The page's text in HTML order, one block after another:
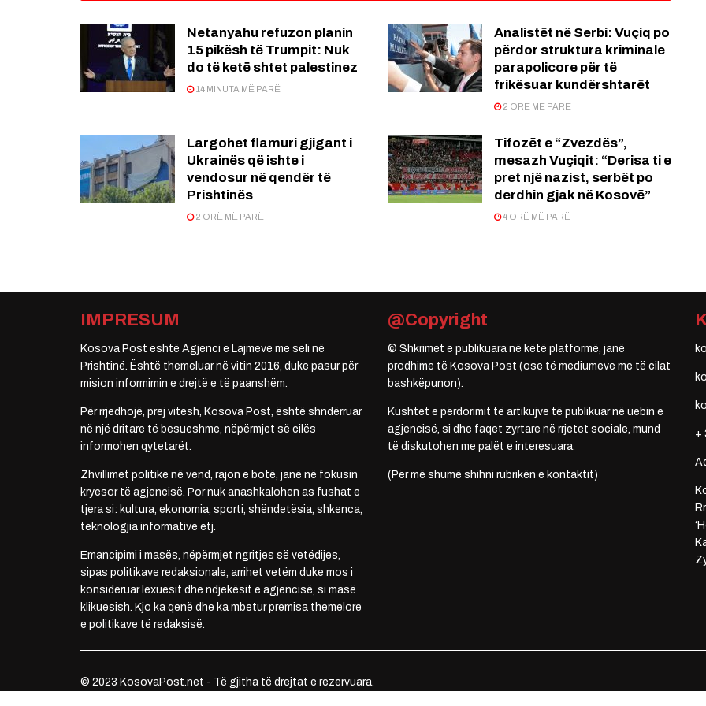
Netanyahu refuzon planin
15 pikësh të Trumpit: Nuk
do të ketë shtet palestinez
14 MINUTA MË PARË
Analistët në Serbi: Vuçiq po
përdor struktura kriminale
parapolicore për të
frikësuar kundërshtarët
2 ORË MË PARË
Largohet flamuri gjigant i
Ukrainës që ishte i
vendosur në qendër të
Prishtinës
2 ORË MË PARË
Tifozët e “Zvezdës”,
mesazh Vuçiqit: “Derisa ti e
pret një nazist, serbët po
derdhin gjak në Kosovë”
4 ORË MË PARË
IMPRESUM
Kosova Post është Agjenci e Lajmeve me seli në
Prishtinë. Është themeluar në vitin 2016, duke pasur për
mision informimin e drejtë e të paanshëm.
Për rrjedhojë, prej vitesh, Kosova Post, është shndërruar
në një dritare të besueshme, nëpërmjet së cilës
informohen qytetarët.
Zhvillimet politike në vend, rajon e botë, janë në fokusin
kryesor të agjencisë. Por nuk anashkalohen as fushat e
tjera si: kultura, ekonomia, sporti, shëndetësia, shkenca,
teknologjia informative etj.
Emancipimi i masës, nëpërmjet ngritjes së vetëdijes,
sipas politikave redaksionale, arrihet vetëm duke mos i
konsideruar lexuesit dhe ndjekësit e agjencisë, si masë
klikuesish. Kjo ka qenë dhe ka mbetur premisa themelore
e politikave të redaksisë.
@Copyright
© Shkrimet e publikuara në këtë platformë, janë
prodhime të Kosova Post (ose të mediumeve me të cilat
bashkëpunon).
Kushtet e përdorimit të artikujve të publikuar në uebin e
agjencisë, si dhe faqet zyrtare në rrjetet sociale, mund
të diskutohen me palët e interesuara.
(Për më shumë shihni rubrikën e kontaktit)
+
© 2023 KosovaPost.net - Të gjitha të drejtat e rezervuara.